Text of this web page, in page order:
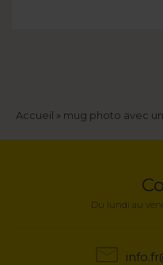
Fil
Accueil mug photo avec
Du lundi au